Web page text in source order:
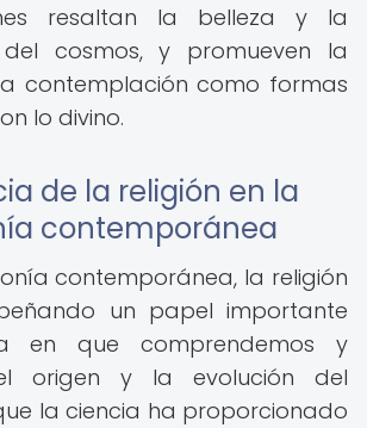
resaltan la belleza y la
cosmos, y promueven la
contemplación como formas
lo divino.
de la religión en la
contemporánea
contemporánea, la religión
un papel importante
en que comprendemos y
origen y la evolución del
la ciencia ha proporcionado